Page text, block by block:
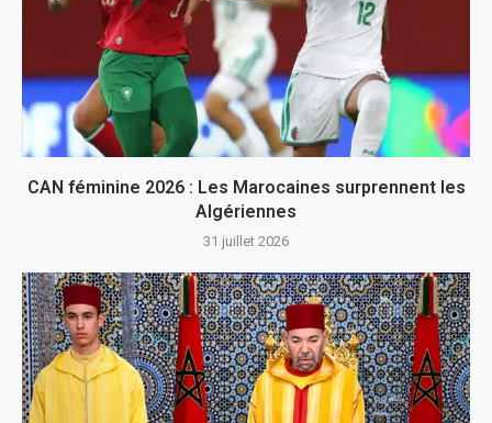
CAN féminine 2026 : Les Marocaines surprennent les
Algériennes
31 juillet 2026